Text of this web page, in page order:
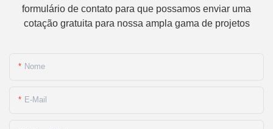
formulário de contato para que possamos enviar uma
cotação gratuita para nossa ampla gama de projetos
Nome
E-Mail